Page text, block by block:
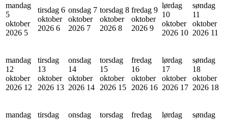
mandag
5
oktober
2026 5
tirsdag 6
oktober
2026 6
onsdag 7
oktober
2026 7
torsdag 8
oktober
2026 8
fredag 9
oktober
2026 9
lørdag
10
oktober
2026 10
søndag
11
oktober
2026 11
mandag
12
oktober
2026 12
tirsdag
13
oktober
2026 13
onsdag
14
oktober
2026 14
torsdag
15
oktober
2026 15
fredag
16
oktober
2026 16
lørdag
17
oktober
2026 17
søndag
18
oktober
2026 18
mandag
tirsdag
onsdag
torsdag
fredag
lørdag
søndag